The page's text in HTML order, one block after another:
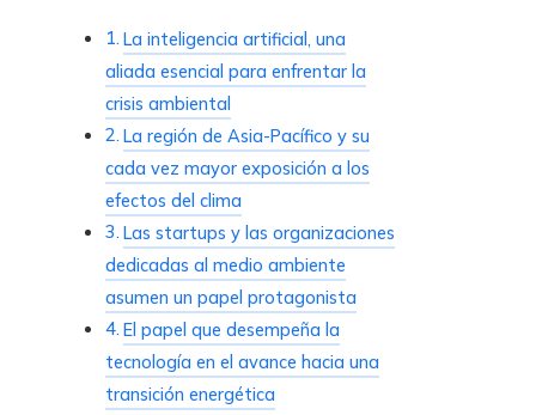
La inteligencia artificial, una
aliada esencial para enfrentar la
crisis ambiental
La región de Asia-Pacífico y su
cada vez mayor exposición a los
efectos del clima
Las startups y las organizaciones
dedicadas al medio ambiente
asumen un papel protagonista
El papel que desempeña la
tecnología en el avance hacia una
transición energética